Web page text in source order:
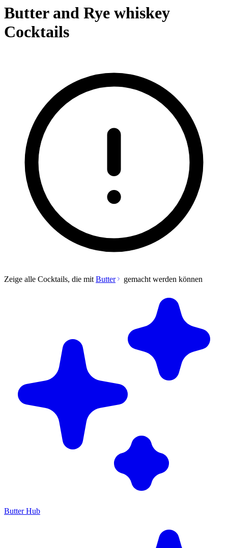
Butter and Rye whiskey
Cocktails
Zeige alle Cocktails, die mit Butter gemacht werden können
Butter Hub